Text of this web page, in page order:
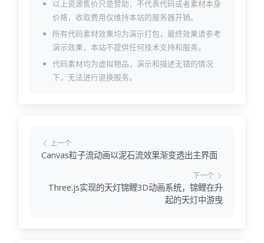
以上资源售价只是赞助，不代表代码或者素材本身
价格，收取费用仅维持本站的服务器开销。
所有代码素材效果均为演示打包，最终效果请参考
演示效果，本站不提供任何技术支持和服务。
代码素材均为虚拟物品，演示和描述无错的情况
下，无法进行退换服务。
上一个
Canvas粒子流动画以泥石流效果渐变透出主界面
下一个
Three.js实现的天灯锦鲤3D动画系统，锦鲤在升
起的天灯中游曳